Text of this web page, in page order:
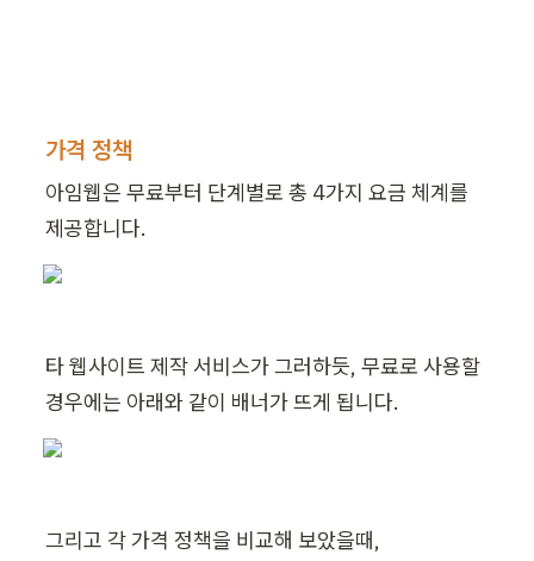
가격 정책
아임웹은 무료부터 단계별로 총 4가지 요금 체계를
제공합니다.
타 웹사이트 제작 서비스가 그러하듯, 무료로 사용할
경우에는 아래와 같이 배너가 뜨게 됩니다.
그리고 각 가격 정책을 비교해 보았을때,